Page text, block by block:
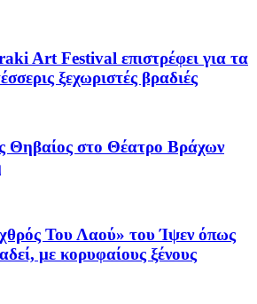
Art Festival επιστρέφει για τα
ξεχωριστές βραδιές
Θηβαίος στο Θέατρο Βράχων
Του Λαού» του Ίψεν όπως
με κορυφαίους ξένους